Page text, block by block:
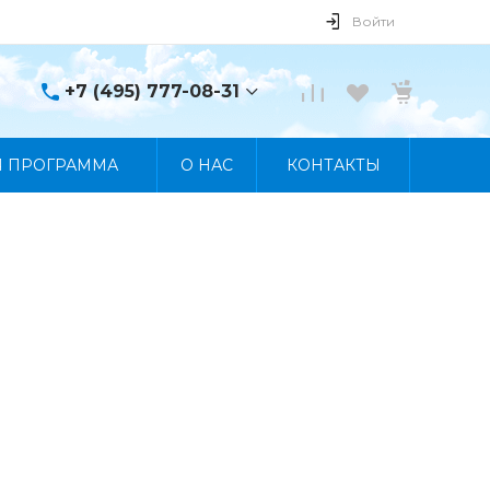
Войти
+7 (495) 777-08-31
+7 (495) 777-08-31
ПРОГРАММА О НАС КОНТАКТЫ